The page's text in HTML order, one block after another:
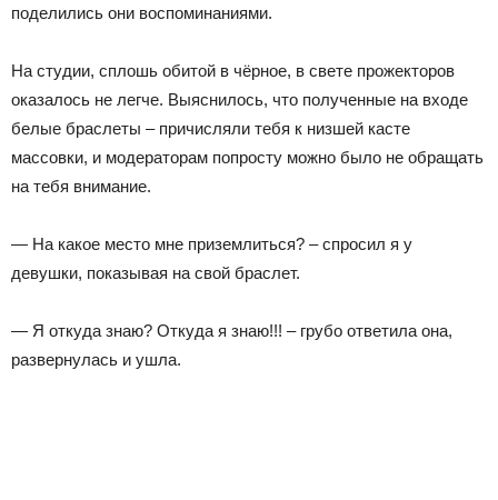
поделились они воспоминаниями.
На студии, сплошь обитой в чёрное, в свете прожекторов
оказалось не легче. Выяснилось, что полученные на входе
белые браслеты – причисляли тебя к низшей касте
массовки, и модераторам попросту можно было не обращать
на тебя внимание.
— На какое место мне приземлиться? – спросил я у
девушки, показывая на свой браслет.
— Я откуда знаю? Откуда я знаю!!! – грубо ответила она,
развернулась и ушла.